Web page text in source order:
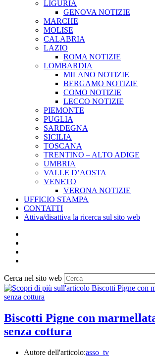
LIGURIA
GENOVA NOTIZIE
MARCHE
MOLISE
CALABRIA
LAZIO
ROMA NOTIZIE
LOMBARDIA
MILANO NOTIZIE
BERGAMO NOTIZIE
COMO NOTIZIE
LECCO NOTIZIE
PIEMONTE
PUGLIA
SARDEGNA
SICILIA
TOSCANA
TRENTINO – ALTO ADIGE
UMBRIA
VALLE D’AOSTA
VENETO
VERONA NOTIZIE
UFFICIO STAMPA
CONTATTI
Attiva/disattiva la ricerca sul sito web
Cerca nel sito web
Biscotti Pigne con
senza cottura
Autore dell'articolo:asso_tv